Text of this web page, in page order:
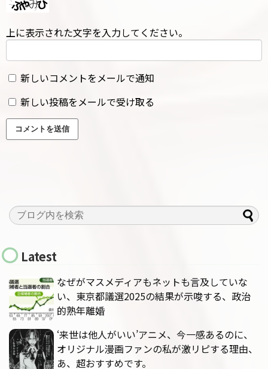
上に表示された文字を入力してください。
新しいコメントをメールで通知
新しい投稿をメールで受け取る
Latest
なぜがマスメディアもネットも言及していな
い、東京都議選2025の結果が示唆する、政治
的熟年離婚
‘来世は他人がいい’アニメ、今一感あるのに、
オリジナル漫画ファンの私が激リピする理由、
あ、超おすすめです。